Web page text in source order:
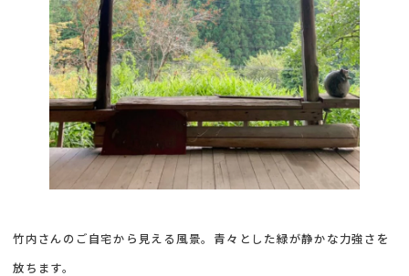
竹内さんのご自宅から見える風景。青々とした緑が静かな力強さを
放ちます。